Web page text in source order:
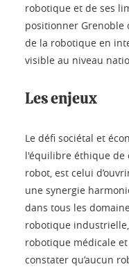
robotique et de ses
positionner Grenoble
de la robotique en
visible au niveau
Les enjeux
Le défi sociétal et
l'équilibre éthique de
robot, est celui
une synergie
dans tous les
robotique
robotique médicale
constater qu’aucun